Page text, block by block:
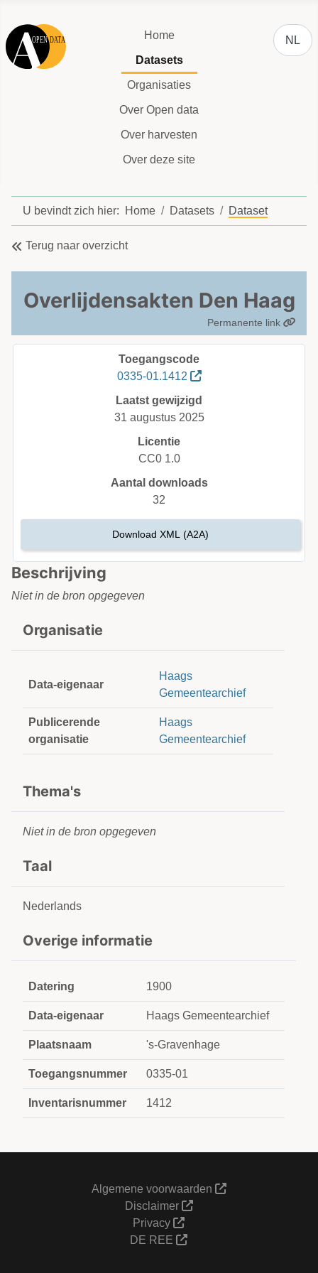
Home
Datasets
Organisaties
Over Open data
Over harvesten
Over deze site
NL
U bevindt zich hier: Home Datasets Dataset
Terug naar overzicht
Overlijdensakten Den Haag
Permanente link
Beschrijving
Niet in de bron opgegeven
Organisatie
Data-eigenaar
Haags
Gemeentearchief
Publicerende
organisatie
Haags
Gemeentearchief
Thema's
Niet in de bron opgegeven
Taal
Nederlands
Overige informatie
Datering 1900
Data-eigenaar Haags Gemeentearchief
Plaatsnaam 's-Gravenhage
Toegangsnummer 0335-01
Inventarisnummer 1412
Toegangscode
0335-01.1412
Laatst gewijzigd
31 augustus 2025
Licentie
CC0 1.0
Aantal downloads
32
Download XML (A2A)
Algemene voorwaarden
Disclaimer
Privacy
DE REE